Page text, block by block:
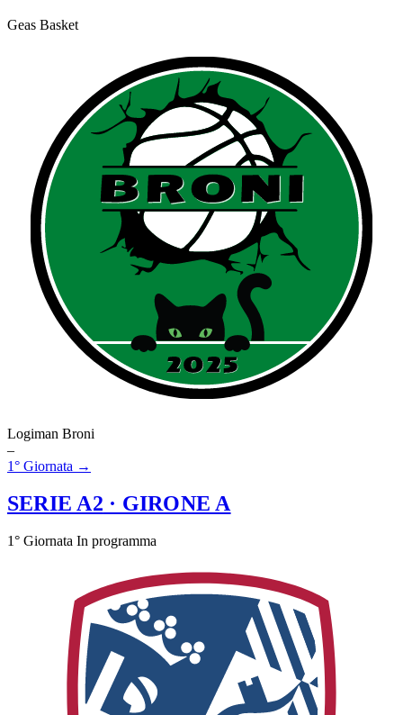
Geas Basket
Logiman Broni
–
1° Giornata →
SERIE A2 · GIRONE A
1° Giornata In programma